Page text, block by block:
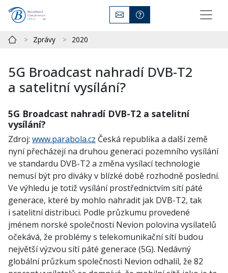
Zprávy 2020
5G Broadcast nahradí DVB-T2
a satelitní vysílání?
5G Broadcast nahradí DVB-T2 a satelitní
vysílání?
Zdroj: www.parabola.cz Česká republika a další země
nyní přecházejí na druhou generaci pozemního vysílání
ve standardu DVB-T2 a změna vysílací technologie
nemusí být pro diváky v blízké době rozhodně poslední.
Ve výhledu je totiž vysílání prostřednictvím sítí páté
generace, které by mohlo nahradit jak DVB-T2, tak
i satelitní distribuci. Podle průzkumu provedené
jménem norské společnosti Nevion polovina vysílatelů
očekává, že problémy s telekomunikační sítí budou
největší výzvou sítí páté generace (5G). Nedávný
globální průzkum společnosti Nevion odhalil, že 82